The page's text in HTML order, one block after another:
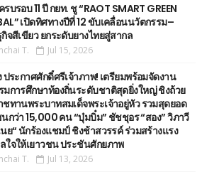
บรอบ 11 ปี กยท. ชู “RAOT SMART GREEN
เปิดทิศทางปีที่ 12 ขับเคลื่อนนวัตกรรม–
กิจสีเขียว ยกระดับยางไทยสู่สากล
T. Jul 15, 2026
ประกาศศักดิ์ศรีเจ้าภาพ! เตรียมพร้อมจัดงาน
มการศึกษาท้องถิ่นระดับชาติสุดยิ่งใหญ่ ชิงถ้วย
ชทานพระบาทสมเด็จพระเจ้าอยู่หัว รวมสุดยอด
นกว่า 15,000 คน “บุ๋มบิ๋ม” ชัชชุอร “สอง” วิภาวี
นย“ นักร้องแชมป์ ชิงช้าสวรรค์ ร่วมสร้างแรง
ใจให้เยาวชน ประชันศักยภาพ
T. Jul 13, 2026